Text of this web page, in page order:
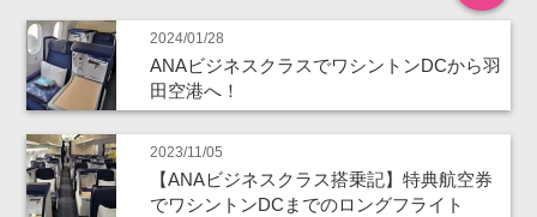
2024/01/28
ANAビジネスクラスでワシントンDCから羽
田空港へ！
2023/11/05
【ANAビジネスクラス搭乗記】特典航空券
でワシントンDCまでのロングフライト